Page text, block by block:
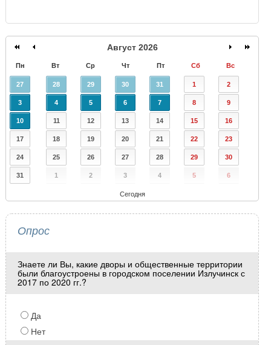
Август 2026
Пн Вт Ср Чт Пт Сб Вс
27 28 29 30 31 1 2
3 4 5 6 7 8 9
10 11 12 13 14 15 16
17 18 19 20 21 22 23
24 25 26 27 28 29 30
31 1 2 3 4 5 6
Сегодня
Опрос
Знаете ли Вы, какие дворы и общественные территории
были благоустроены в городском поселении Излучинск с
2017 по 2020 гг.?
Да
Нет